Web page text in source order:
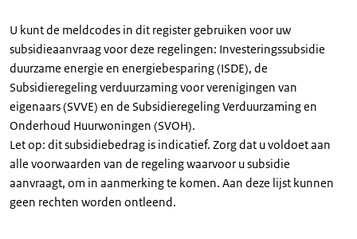
U kunt de meldcodes in dit register gebruiken voor uw
subsidieaanvraag voor deze regelingen: Investeringssubsidie
duurzame energie en energiebesparing (ISDE), de
Subsidieregeling verduurzaming voor verenigingen van
eigenaars (SVVE) en de Subsidieregeling Verduurzaming en
Onderhoud Huurwoningen (SVOH).
Let op: dit subsidiebedrag is indicatief. Zorg dat u voldoet aan
alle voorwaarden van de regeling waarvoor u subsidie
aanvraagt, om in aanmerking te komen. Aan deze lijst kunnen
geen rechten worden ontleend.